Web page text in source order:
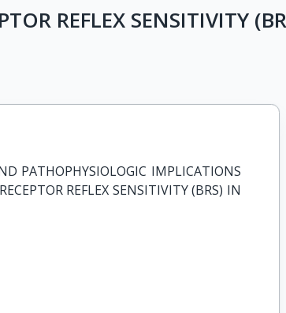
REFLEX SENSITIVITY
PATHOPHYSIOLOGIC IMPLICATIONS
REFLEX SENSITIVITY (BRS) IN